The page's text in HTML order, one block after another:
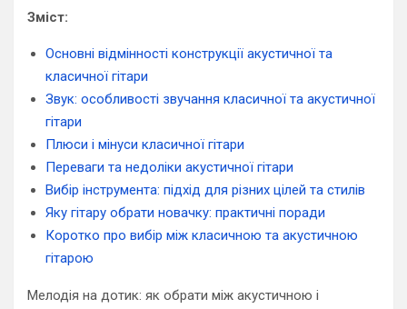
Зміст:
Основні відмінності конструкції акустичної та
класичної гітари
Звук: особливості звучання класичної та акустичної
гітари
Плюси і мінуси класичної гітари
Переваги та недоліки акустичної гітари
Вибір інструмента: підхід для різних цілей та стилів
Яку гітару обрати новачку: практичні поради
Коротко про вибір між класичною та акустичною
гітарою
Мелодія на дотик: як обрати між акустичною і